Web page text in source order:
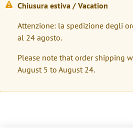
W
a
r
n
i
Chiusura estiva / Vacation
Attenzione: la spedizione degli
al 24 agosto.
Please note that order shipping
August 5 to August 24.